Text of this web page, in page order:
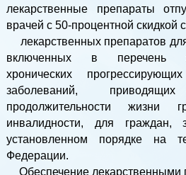
лекарственные препараты
врачей с 50-процентной скидкой
лекарственных препаратов
включенных в перечень
хронических
заболеваний,
продолжительности жизни
инвалидности, для граждан,
установленном порядке на
Федерации.
Обеспечение лекарственными